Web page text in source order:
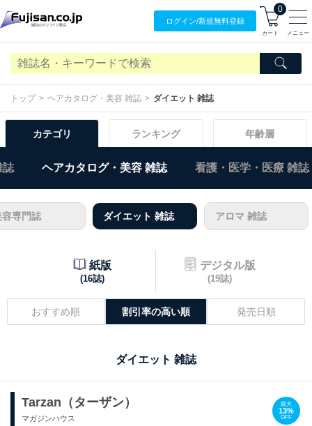
ログイン/新規無料登録
0
カート メニュー
トップ ヘアカタログ・美容 雑誌 ダイエット 雑誌
カテゴリ ランキング 年齢層
誌 ヘアカタログ・美容 雑誌 看護・医学・医療 雑誌
容専門誌 ダイエット 雑誌 アロマ 雑誌
紙版
(16誌)
デジタル版
(19誌)
おすすめ順 割引率の高い順 発売日順
ダイエット 雑誌
Tarzan（ターザン）
マガジンハウス
最大
13%
OFF